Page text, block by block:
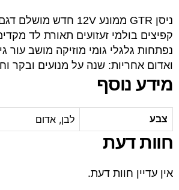
קפיצים בולמי זעזועים תאורת לד
ואדום אחריות: שנה על מנועים ובקר
מידע נוסף
צבע לבן, אדום
חוות דעת
אין עדיין חוות דעת.